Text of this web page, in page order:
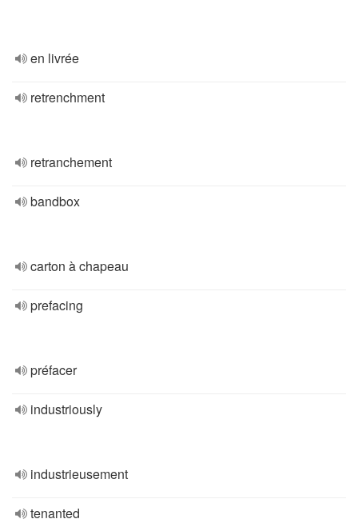
en livrée
retrenchment
retranchement
bandbox
carton à chapeau
prefacing
préfacer
industriously
industrieusement
tenanted